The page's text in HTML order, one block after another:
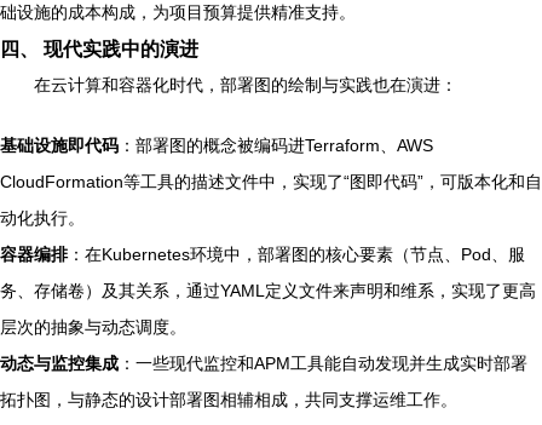
础设施的成本构成，为项目预算提供精准支持。
四、 现代实践中的演进
在云计算和容器化时代，部署图的绘制与实践也在演进：
基础设施即代码 ：部署图的概念被编码进Terraform、AWS
CloudFormation等工具的描述文件中，实现了“图即代码”，可版本化和自
动化执行。
容器编排：在Kubernetes环境中，部署图的核心要素（节点、Pod、服
务、存储卷）及其关系，通过YAML定义文件来声明和维系，实现了更高
层次的抽象与动态调度。
动态与监控集成 ：一些现代监控和APM工具能自动发现并生成实时部署
拓扑图，与静态的设计部署图相辅相成，共同支撑运维工作。